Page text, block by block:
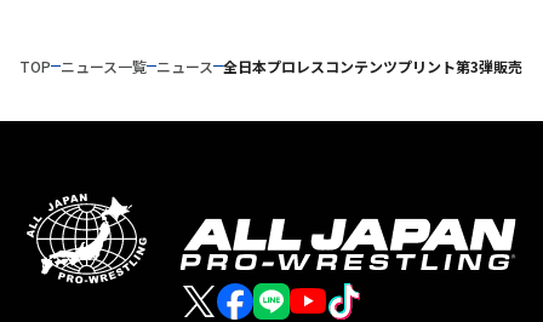
TOP ニュース一覧 ニュース 全日本プロレスコンテンツプリント第3弾販売